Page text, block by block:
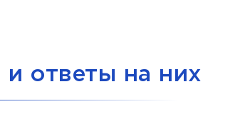
и ответы на них